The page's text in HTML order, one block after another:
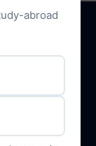
abroad